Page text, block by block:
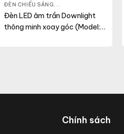
THIẾT BỊ CHIẾU SÁNG
ĐÈN CHIẾU SÁNG,
Đèn LED âm trần Downlight
thông minh xoay góc (Model:
Chính sách